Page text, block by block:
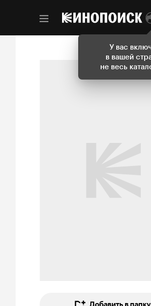
У вас
в вашей
не весь